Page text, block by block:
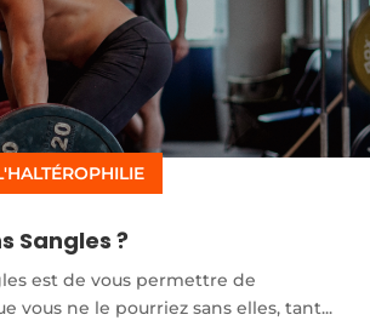
Sangles ?
est de vous permettre de
vous ne le pourriez sans elles, tant...